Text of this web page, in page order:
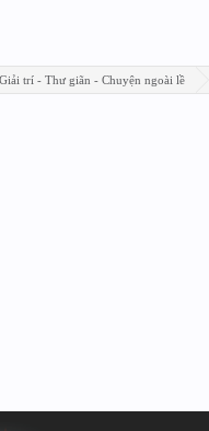
Giải trí - Thư giãn - Chuyện ngoài lề